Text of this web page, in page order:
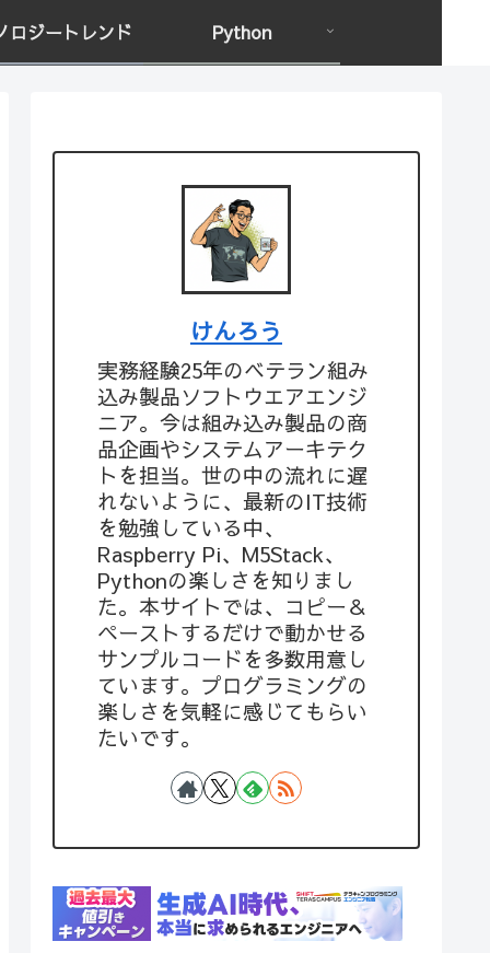
ロジートレンド Python
けんろう
実務経験25年のベテラン組み
込み製品ソフトウエアエンジ
ニア。今は組み込み製品の商
品企画やシステムアーキテク
トを担当。世の中の流れに遅
れないように、最新のIT技術
を勉強している中、
Raspberry Pi、M5Stack、
Pythonの楽しさを知りまし
た。本サイトでは、コピー＆
ペーストするだけで動かせる
サンプルコードを多数用意し
ています。プログラミングの
楽しさを気軽に感じてもらい
たいです。